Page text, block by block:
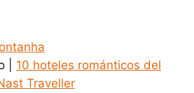
| 10 hoteles románticos del
Traveller